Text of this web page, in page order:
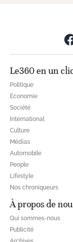
Le360 en un
Politique
Economie
Société
International
Culture
Médias
Automobile
People
Lifestyle
Nos chroniqueurs
À propos de
Qui sommes-nous
Publicité